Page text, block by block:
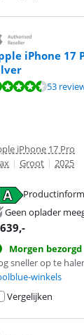
iPhone 17
op 53
53
iPhone 17 Pro
| Groot | 2025
Geen oplader
,-
Morgen bezorgd
sneller op te
winkels
Vergelijken